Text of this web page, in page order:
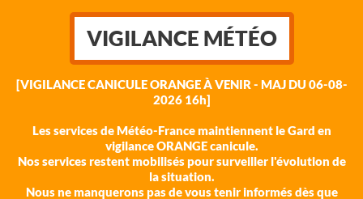
VIGILANCE MÉTÉO
[VIGILANCE CANICULE ORANGE À VENIR - MAJ DU 06-08-
2026 16h]
Les services de Météo-France maintiennent le Gard en
vigilance ORANGE canicule.
Nos services restent mobilisés pour surveiller l'évolution de
la situation.
Nous ne manquerons pas de vous tenir informés dès que